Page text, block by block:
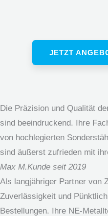
JETZT
Die Präzision und Qualität
sind beeindruckend. Ihre
von hochlegierten
sind äußerst zufrieden mit
Max M.Kunde seit 2019
Als langjähriger Partner von
Zuverlässigkeit und
Bestellungen. Ihre NE-